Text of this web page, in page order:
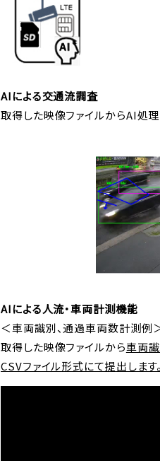
AIによる交通流調査
取得した映像ファイルからAI処理
AIによる人流・車両計測機能
＜車両識別、通過車両数計測例
取得した映像ファイルから車両
CSVファイル形式にて提出します